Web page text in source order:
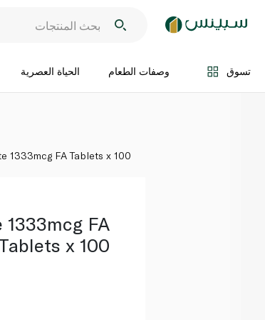
تسوق وصفات الطعام الحياة العصرية
اضف الى السلة
1333mcg FA Tablets x 100
FA
x 100